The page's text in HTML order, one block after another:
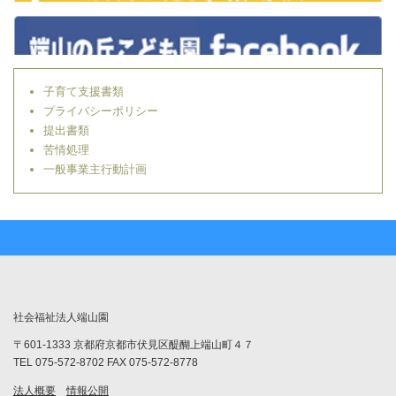
子育て支援書類
プライバシーポリシー
提出書類
苦情処理
一般事業主行動計画
社会福祉法人端山園
〒601-1333 京都府京都市伏見区醍醐上端山町４７
TEL 075-572-8702 FAX 075-572-8778
法人概要 情報公開